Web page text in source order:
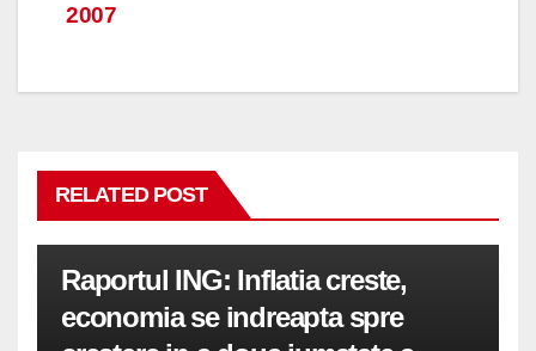
articole
2007
RELATED POST
Raportul ING: Inflatia creste,
economia se indreapta spre